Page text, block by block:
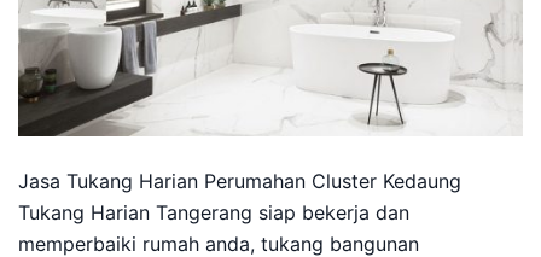
Jasa Tukang Harian Perumahan Cluster Kedaung
Tukang Harian Tangerang siap bekerja dan
memperbaiki rumah anda, tukang bangunan